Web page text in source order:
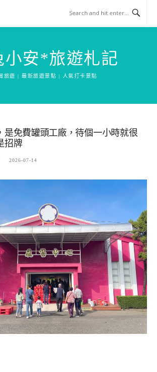
小安*旅遊札記
旅遊 | 最新旅遊景點 | 人氣打卡景點
是免費罐頭工廠，待個一小時就很
招牌
2026-07-14